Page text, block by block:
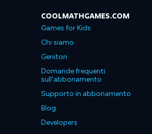
COOLMATHGAMES.COM
Games for Kids
Chi siamo
Genitori
Domande frequenti
sull'abbonamento
Supporto in abbonamento
Blog
Developers